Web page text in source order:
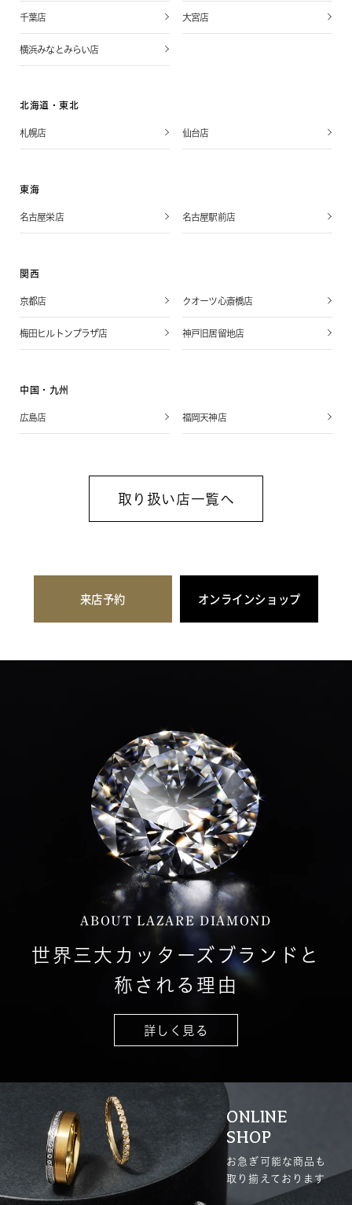
千葉店 大宮店
横浜みなとみらい店
北海道・東北
札幌店 仙台店
東海
名古屋栄店 名古屋駅前店
関西
京都店 クオーツ心斎橋店
梅田ヒルトンプラザ店 神戸旧居留地店
中国・九州
広島店 福岡天神店
取り扱い店一覧へ
来店予約 オンラインショップ
ABOUT LAZARE DIAMOND
世界三大カッターズブランドと
称される理由
詳しく見る
ONLINE
SHOP
お急ぎ可能な商品も
取り揃えております